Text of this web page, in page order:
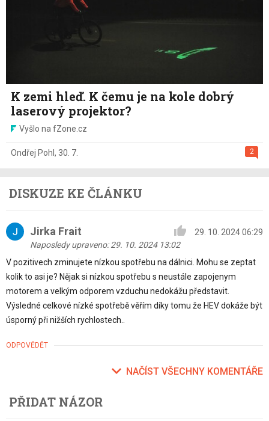
K zemi hleď. K čemu je na kole dobrý
laserový projektor?
Vyšlo na fZone.cz
2
Ondřej Pohl, 30. 7.
DISKUZE KE ČLÁNKU
Jirka Frait
29. 10. 2024 06:29
Naposledy upraveno: 29. 10. 2024 13:02
V pozitivech zminujete nízkou spotřebu na dálnici. Mohu se zeptat
kolik to asi je? Nějak si nízkou spotřebu s neustále zapojenym
motorem a velkým odporem vzduchu nedokážu představit.
Výsledné celkové nízké spotřebě věřím díky tomu že HEV dokáže být
úsporný při nižších rychlostech..
ODPOVĚDĚT
NAČÍST VŠECHNY KOMENTÁŘE
PŘIDAT NÁZOR